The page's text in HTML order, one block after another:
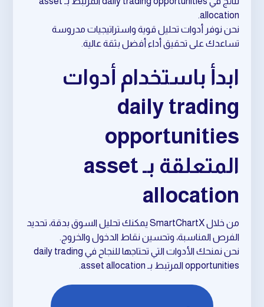
allocation.
نحن نوفر أدوات تحليل قوية واستراتيجيات مدروسة
تساعدك على تحقيق أداء أفضل بثقة عالية.
ابدأ باستخدام أدوات
daily trading
opportunities
المتعلقة بـ asset
allocation
من خلال SmartChartX يمكنك تحليل السوق بدقة، تحديد
الفرص المناسبة، وتحسين نقاط الدخول والخروج.
نحن نمنحك الأدوات التي تحتاجها للنجاح في daily trading
opportunities المرتبط بـ asset allocation.